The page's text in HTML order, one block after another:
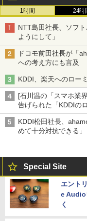
1時間 24時
NTT島田社長、ソフ
ようにして」
ドコモ前田社長が「
への考え方にも言及
KDDI、楽天へのロー
[石川温の「スマホ業
告げられた「KDDIの
穴と楽天モバイルの
KDDI松田社長、
めて十分対抗できる」
Special Site
エント
e Audio
く